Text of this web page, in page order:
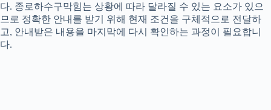
다. 종로하수구막힘는 상황에 따라 달라질 수 있는 요소가 있으
므로 정확한 안내를 받기 위해 현재 조건을 구체적으로 전달하
고, 안내받은 내용을 마지막에 다시 확인하는 과정이 필요합니
다.